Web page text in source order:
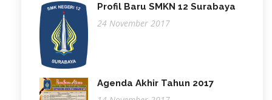
Profil Baru SMKN 12 Surabaya
24 November 2017
Agenda Akhir Tahun 2017